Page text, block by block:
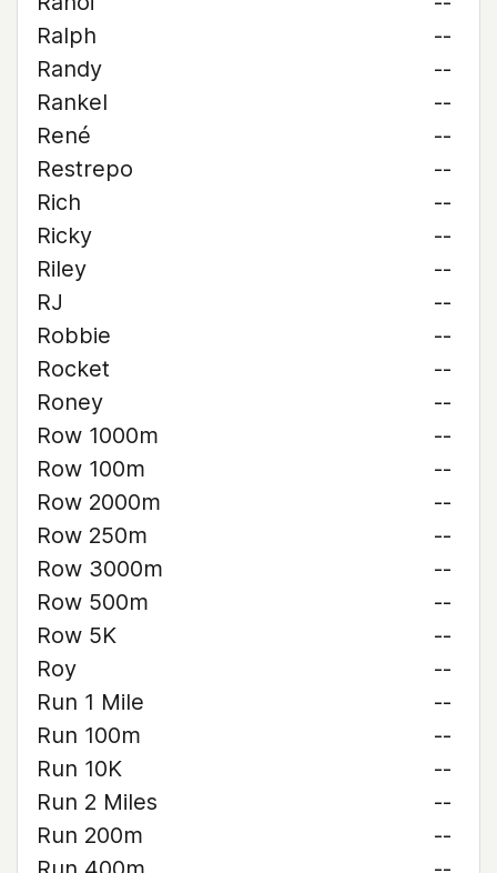
Ralph
--
Randy
--
Rankel
--
René
--
Restrepo
--
Rich
--
Ricky
--
Riley
--
RJ
--
Robbie
--
Rocket
--
Roney
--
Row 1000m
--
Row 100m
--
Row 2000m
--
Row 250m
--
Row 3000m
--
Row 500m
--
Row 5K
--
Roy
--
Run 1 Mile
--
Run 100m
--
Run 10K
--
Run 2 Miles
--
Run 200m
--